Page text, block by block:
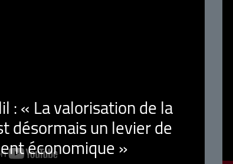
: « La valorisation de la
désormais un levier de
économique »